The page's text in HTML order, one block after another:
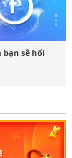
bạn sẽ hối